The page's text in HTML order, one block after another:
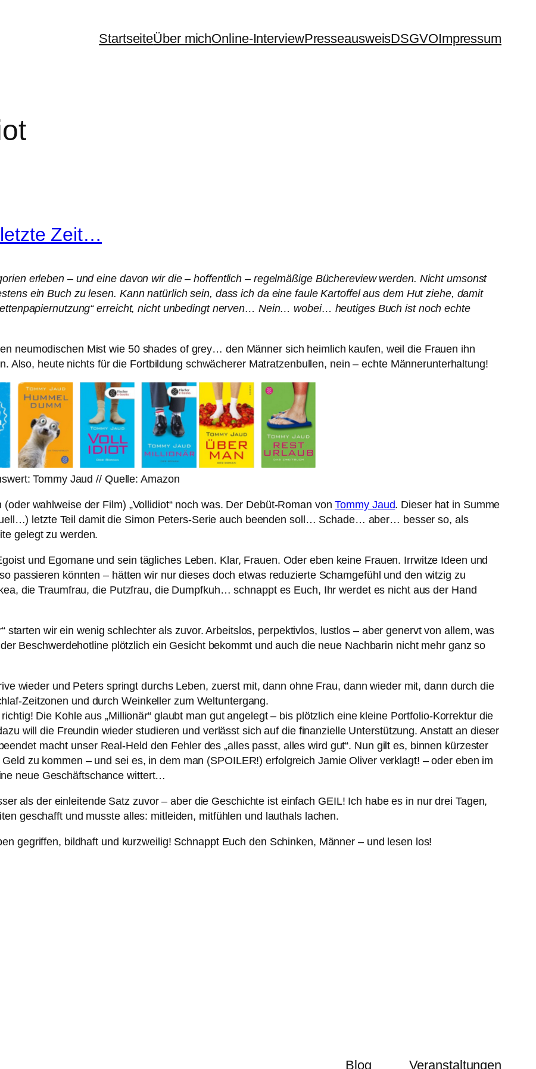
StartseiteÜber michOnline-InterviewPresseausweisDSGVOImpressum
Zeit…
erleben – und eine davon wir die – hoffentlich – regelmäßige Büchereview werden. Nicht umsonst
ein Buch zu lesen. Kann natürlich sein, dass ich da eine faule Kartoffel aus dem Hut ziehe, damit
erreicht, nicht unbedingt nerven… Nein… wobei… heutiges Buch ist noch echte
neumodischen Mist wie 50 shades of grey… den Männer sich heimlich kaufen, weil die Frauen ihn
Also, heute nichts für die Fortbildung schwächerer Matratzenbullen, nein – echte Männerunterhaltung!
Tommy Jaud // Quelle: Amazon
wahlweise der Film) „Vollidiot“ noch was. Der Debüt-Roman vonTommy Jaud. Dieser hat in Summe
letzte Teil damit die Simon Peters-Serie auch beenden soll… Schade… aber… besser so, als
gelegt zu werden.
und Egomane und sein tägliches Leben. Klar, Frauen. Oder eben keine Frauen. Irrwitze Ideen und
passieren könnten – hätten wir nur dieses doch etwas reduzierte Schamgefühl und den witzig zu
die Traumfrau, die Putzfrau, die Dumpfkuh… schnappt es Euch, Ihr werdet es nicht aus der Hand
starten wir ein wenig schlechter als zuvor. Arbeitslos, perpektivlos, lustlos – aber genervt von allem, was
Beschwerdehotline plötzlich ein Gesicht bekommt und auch die neue Nachbarin nicht mehr ganz so
wieder und Peters springt durchs Leben, zuerst mit, dann ohne Frau, dann wieder mit, dann durch die
Zeitzonen und durch Weinkeller zum Weltuntergang.
Die Kohle aus „Millionär“ glaubt man gut angelegt – bis plötzlich eine kleine Portfolio-Korrektur die
will die Freundin wieder studieren und verlässt sich auf die finanzielle Unterstützung. Anstatt an dieser
macht unser Real-Held den Fehler des „alles passt, alles wird gut“. Nun gilt es, binnen kürzester
zu kommen – und sei es, in dem man (SPOILER!) erfolgreich Jamie Oliver verklagt! – oder eben im
neue Geschäftschance wittert…
als der einleitende Satz zuvor – aber die Geschichte ist einfach GEIL! Ich habe es in nur drei Tagen,
geschafft und musste alles: mitleiden, mitfühlen und lauthals lachen.
gegriffen, bildhaft und kurzweilig! Schnappt Euch den Schinken, Männer – und lesen los!
Blog Veranstaltungen